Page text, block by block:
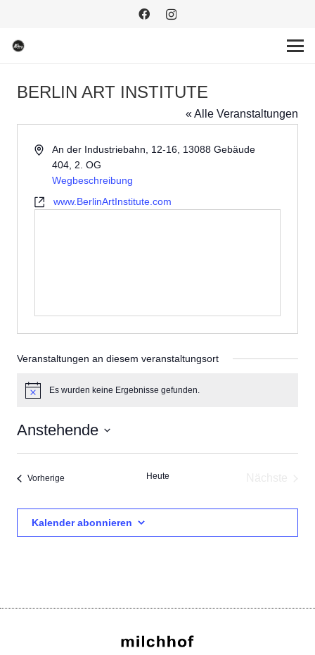
BERLIN ART INSTITUTE
« Alle Veranstaltungen
AdresseAn der Industriebahn, 12-16, 13088 Gebäude
404, 2. OG
Wegbeschreibung
Webseitewww.BerlinArtInstitute.com
Veranstaltungen an diesem veranstaltungsort
HinweisEs wurden keine Ergebnisse gefunden.
Anstehende
Datum
Vorherige Heute
Kalender abonnieren